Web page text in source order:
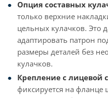
Опция составных
только верхние
цельных кулачков. Это
адаптировать патрон
размеры деталей без
кулачков.
Крепление с лицевой
фиксируется на фланце